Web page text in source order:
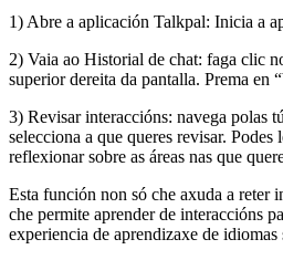
1) Abre a aplicación Talkpal: Inicia a
2) Vaia ao Historial de chat: faga clic
superior dereita da pantalla. Prema en
3) Revisar interaccións: navega polas
selecciona a que queres revisar. Podes
reflexionar sobre as áreas nas que
Esta función non só che axuda a reter
che permite aprender de interaccións
experiencia de aprendizaxe de idiomas